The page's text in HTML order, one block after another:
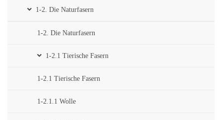
1-2. Die Naturfasern
1-2. Die Naturfasern
1-2.1 Tierische Fasern
1-2.1 Tierische Fasern
1-2.1.1 Wolle